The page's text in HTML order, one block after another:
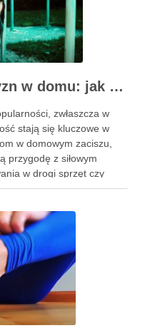
Ćwiczenia dla mężczyzn w domu: jak zacząć i utrzymać motywację
zwłaszcza w
stają się kluczowe w
w domowym zaciszu,
przygodę z siłowym
w drogi sprzęt czy
które można